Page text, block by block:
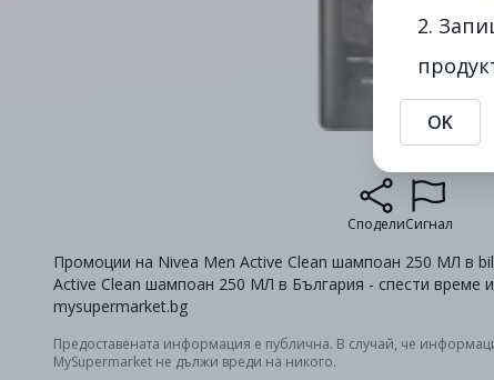
СподелиСигнал
Промоции на Nivea Men Active Clean шампоан 250 МЛ в
Active Clean шампоан 250 МЛ в България - спести време
mysupermarket.bg
Предоставената информация е публична. В случай, че
MySupermarket не дължи вреди на никого.
2.
OK